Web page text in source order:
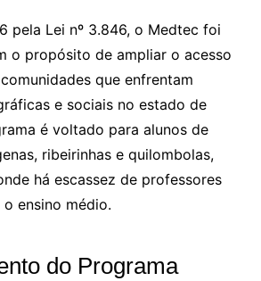
pela Lei nº 3.846, o Medtec foi
o propósito de ampliar o acesso
que enfrentam
e sociais no estado de
é voltado para alunos de
ribeirinhas e quilombolas,
há escassez de professores
ensino médio.
do Programa